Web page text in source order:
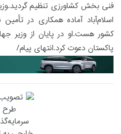
فنی بخش کشاورزی تنظیم
اسلام‌آباد آماده همکاری در
کشور هست.او در پایان از وزیر
پاکستان دعوت کرد.انتهای پیام/